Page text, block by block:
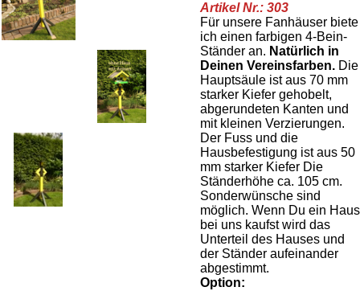
Artikel Nr.: 303
Für unsere Fanhäuser biete
ich einen farbigen 4-Bein-
Ständer an. Natürlich in
Deinen Vereinsfarben. Die
Hauptsäule ist aus 70 mm
starker Kiefer gehobelt,
abgerundeten Kanten und
mit kleinen Verzierungen.
Der Fuss und die
Hausbefestigung ist aus 50
mm starker Kiefer Die
Ständerhöhe ca. 105 cm.
Sonderwünsche sind
möglich. Wenn Du ein Haus
bei uns kaufst wird das
Unterteil des Hauses und
der Ständer aufeinander
abgestimmt.
Option: